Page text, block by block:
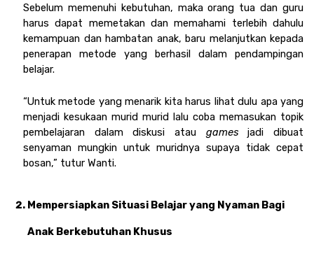
Sebelum memenuhi kebutuhan, maka orang tua dan guru
harus dapat memetakan dan memahami terlebih dahulu
kemampuan dan hambatan anak, baru melanjutkan kepada
penerapan metode yang berhasil dalam pendampingan
belajar.
“Untuk metode yang menarik kita harus lihat dulu apa yang
menjadi kesukaan murid murid lalu coba memasukan topik
pembelajaran dalam diskusi atau games jadi dibuat
senyaman mungkin untuk muridnya supaya tidak cepat
bosan,” tutur Wanti.
Mempersiapkan Situasi Belajar yang Nyaman Bagi
Anak Berkebutuhan Khusus